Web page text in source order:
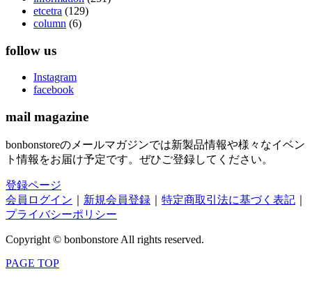
etcetra (129)
column (6)
follow us
Instagram
facebook
mail magazine
bonbonstoreのメールマガジンでは新製品情報や様々なイベン
ト情報をお届け予定です。ぜひご登録してください。
登録ページ
会員ログイン
新規会員登録 特定商取引法に基づく表記
プライバシーポリシー
Copyright © bonbonstore All rights reserved.
PAGE TOP